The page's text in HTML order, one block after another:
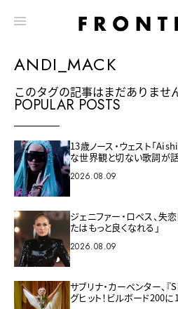
ANDI_MACK
このタグの記事はまだありませ
POPULAR POSTS
13歳ノース・ウェスト「
な世界観と切ない歌詞が
2026.08.09
ジェニファー・ロペス、失
たはもっと良くなれる」
2026.08.09
サブリナ・カーペンター、
グヒット！ビルボード200